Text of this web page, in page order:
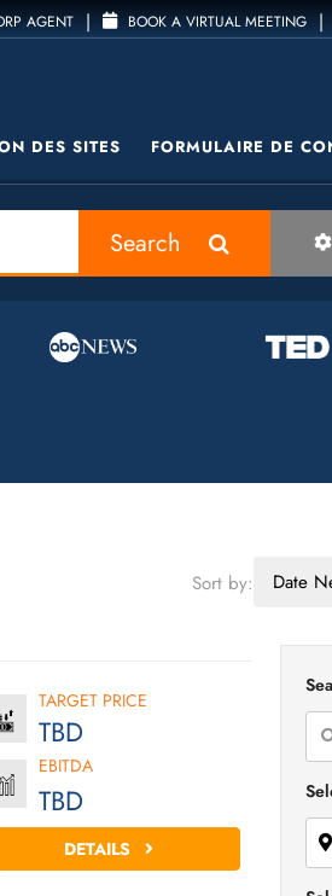
AGENT | BOOK A VIRTUAL MEETING |
DES SITES FORMULAIRE DE
Search
Sort by: Date
TARGET PRICE
TBD
EBITDA
TBD
DETAILS